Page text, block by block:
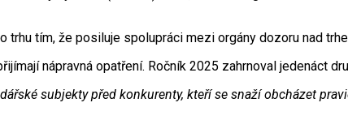
trhu tím, že posiluje spolupráci mezi orgány dozoru nad
nápravná opatření. Ročník 2025 zahrnoval jedenáct
subjekty před konkurenty, kteří se snaží obcházet